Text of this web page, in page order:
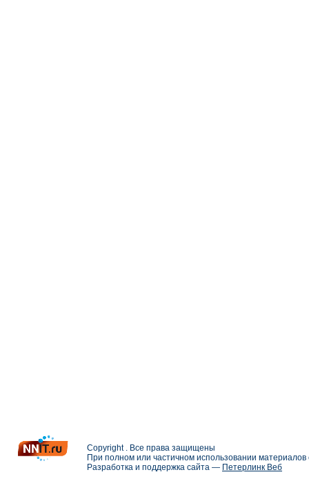
Copyright . Все права защищены
При полном или частичном использовании
Разработка и поддержка сайта — Петерлинк Веб